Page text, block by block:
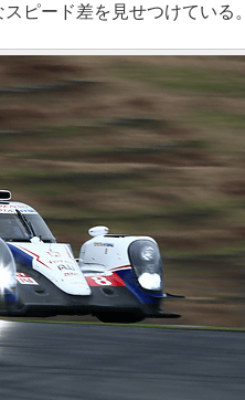
ピード差を見せつけている。